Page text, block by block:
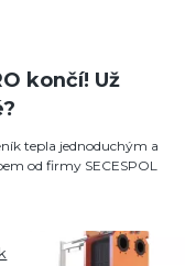
končí! Už
tepla jednoduchým a
od firmy SECESPOL